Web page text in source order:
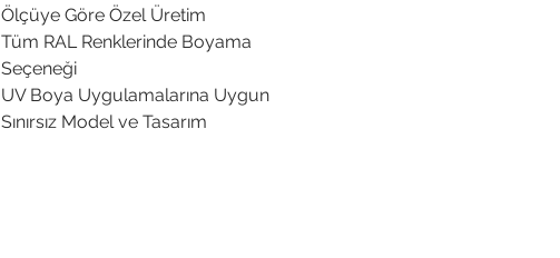
Ölçüye Göre Özel Üretim
Tüm RAL Renklerinde Boyama
Seçeneği
UV Boya Uygulamalarına Uygun
Sınırsız Model ve Tasarım